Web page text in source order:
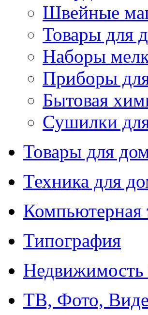
Швейные
Товары для
Наборы
Приборы
Бытовая
Сушилки
Товары для
Техника для
Компьютерная
Типография
ТВ, Фото,